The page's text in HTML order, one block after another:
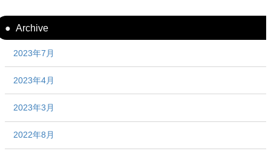
Archive
2023年7月
2023年4月
2023年3月
2022年8月